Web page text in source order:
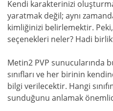
Kendi karakterinizi
yaratmak değil; aynı
kimliğinizi belirlemektir.
seçenekleri neler? Hadi
Metin2 PVP sunucularında
sınıfları ve her birinin
bilgi verilecektir. Hangi
sunduğunu anlamak